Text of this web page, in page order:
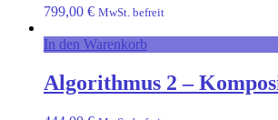
799,00 € MwSt. befreit
In den Warenkorb
Algorithmus 2 –